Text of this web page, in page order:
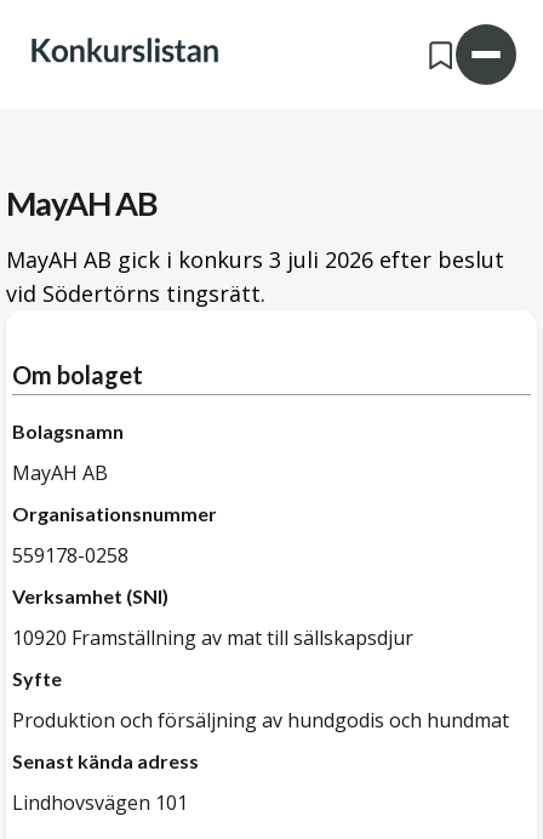
MayAH AB
MayAH AB gick i konkurs 3 juli 2026 efter beslut
vid Södertörns tingsrätt.
Om bolaget
Bolagsnamn
MayAH AB
Organisationsnummer
559178-0258
Verksamhet (SNI)
10920 Framställning av mat till sällskapsdjur
Syfte
Produktion och försäljning av hundgodis och hundmat
Senast kända adress
Lindhovsvägen 101